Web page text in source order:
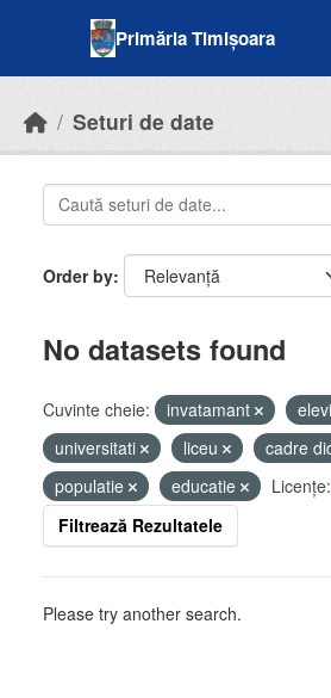
Primăria Timișoara
Seturi de date
Order by
No datasets found
Cuvinte cheie: invatamant elevi
universitati
liceu cadre
populatie
educatie Licenţe:
Filtrează Rezultatele
Please try another search.